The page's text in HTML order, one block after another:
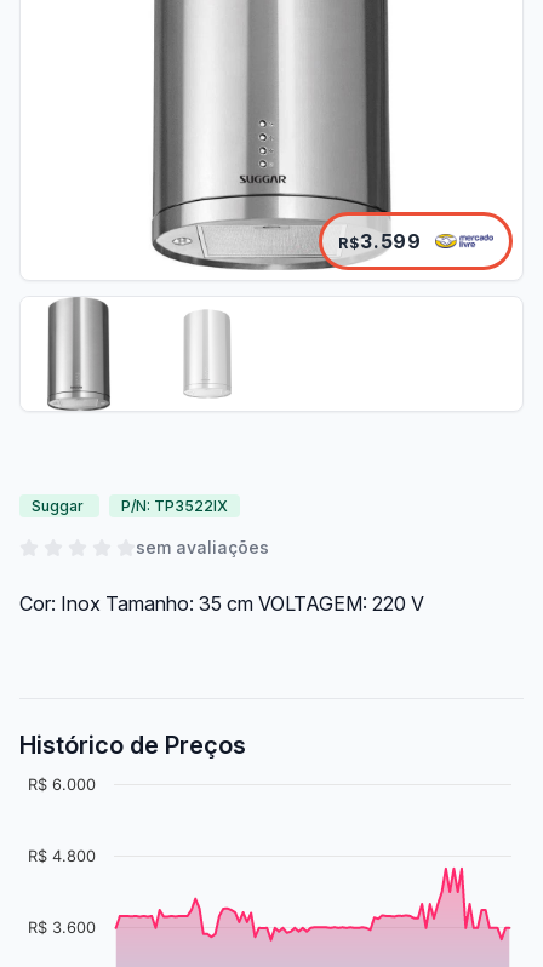
R$3.599
Suggar P/N: TP3522IX
sem avaliações
Cor: Inox Tamanho: 35 cm VOLTAGEM: 220 V
Histórico de Preços
R$ 3.600
R$ 4.800
R$ 6.000